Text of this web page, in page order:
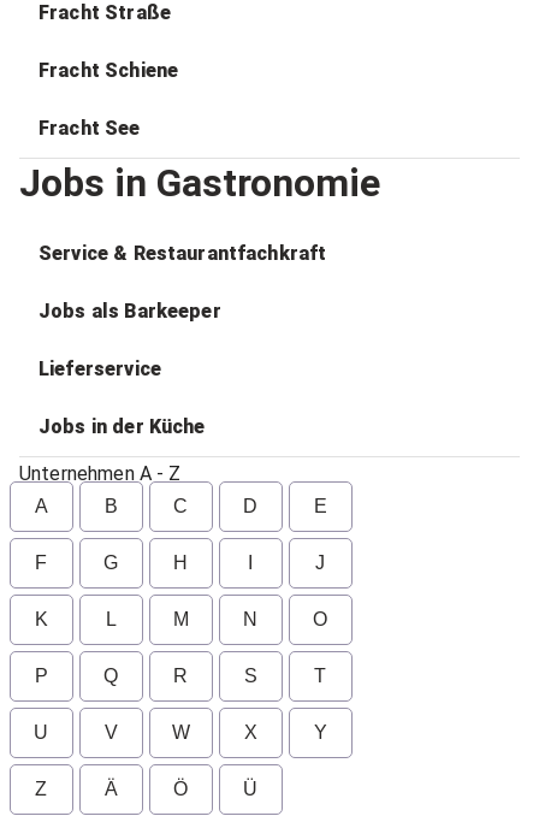
Fracht Straße
Fracht Schiene
Fracht See
Jobs in Gastronomie
Service & Restaurantfachkraft
Jobs als Barkeeper
Lieferservice
Jobs in der Küche
Unternehmen A - Z
A B C D E
F G H J
K L M N O
P Q R S T
U V W X Y
Z Ä Ö Ü